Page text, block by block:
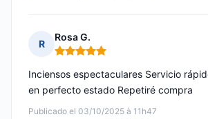
R
Rosa G.
Nota: 5 de 5
Publicado el 03/10/2025 à 11h47
Inciensos espectaculares Servicio
en perfecto estado Repetiré compra